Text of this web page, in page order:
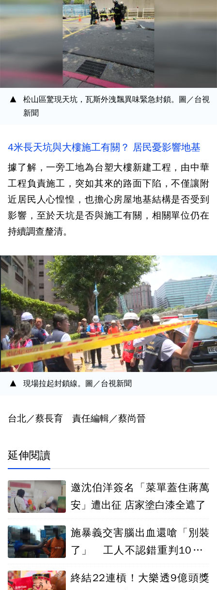
松山區驚現天坑，瓦斯外洩飄異味緊急封鎖。圖／台視
新聞
4米長天坑與大樓施工有關？ 居民憂影響地基
據了解，一旁工地為台塑大樓新建工程，由中華
工程負責施工，突如其來的路面下陷，不僅讓附
近居民人心惶惶，也擔心房屋地基結構是否受到
影響，至於天坑是否與施工有關，相關單位仍在
持續調查釐清。
現場拉起封鎖線。圖／台視新聞
台北／蔡長育 責任編輯／蔡尚晉
延伸閱讀
邀沈伯洋簽名「菜單蓋住蔣萬
安」遭出征 店家塗白漆全遮了
施暴義交害腦出血還嗆「別裝
了」 工人不認錯重判10年4
終結22連槓！大樂透9億頭獎